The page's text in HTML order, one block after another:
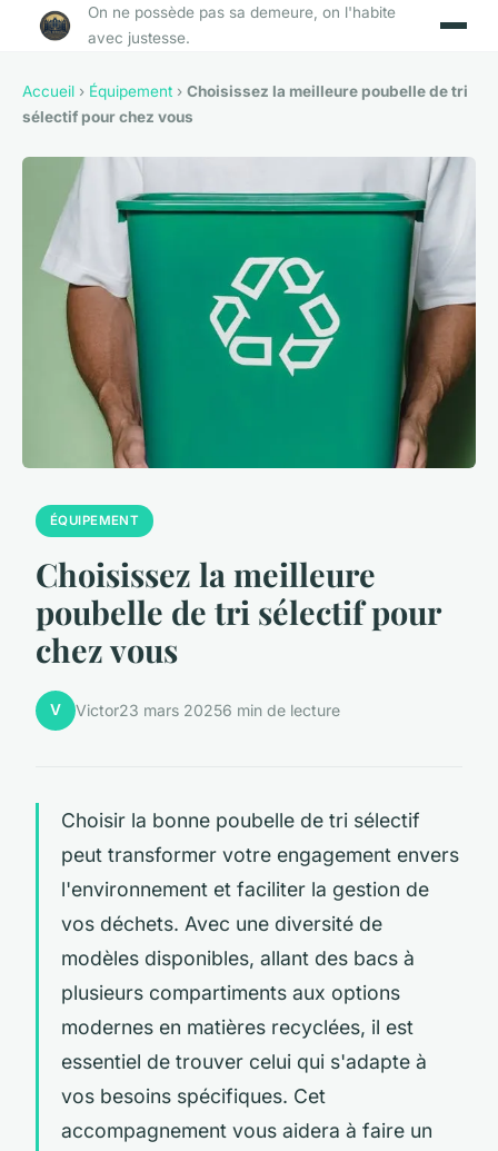
On ne possède pas sa demeure, on l'habite
avec justesse.
Accueil › Équipement › Choisissez la meilleure poubelle de tri
sélectif pour chez vous
ÉQUIPEMENT
Choisissez la meilleure
poubelle de tri sélectif pour
chez vous
V Victor23 mars 20256 min de lecture
Choisir la bonne poubelle de tri sélectif
peut transformer votre engagement envers
l'environnement et faciliter la gestion de
vos déchets. Avec une diversité de
modèles disponibles, allant des bacs à
plusieurs compartiments aux options
modernes en matières recyclées, il est
essentiel de trouver celui qui s'adapte à
vos besoins spécifiques. Cet
accompagnement vous aidera à faire un